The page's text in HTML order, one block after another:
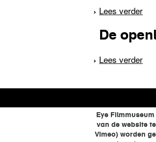
Eye
van de website
Vimeo) worden
Lees verder
De
Lees verder